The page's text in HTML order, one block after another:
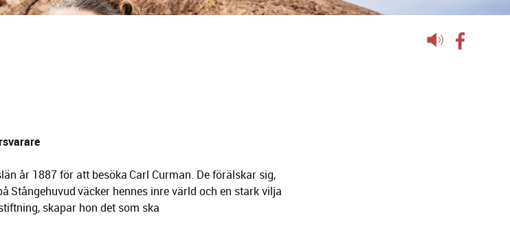
Lyssna
år 1887 för att besöka Carl Curman. De förälskar sig,
väcker hennes inre värld och en stark vilja
skapar hon det som ska